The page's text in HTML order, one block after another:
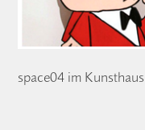
space04 im